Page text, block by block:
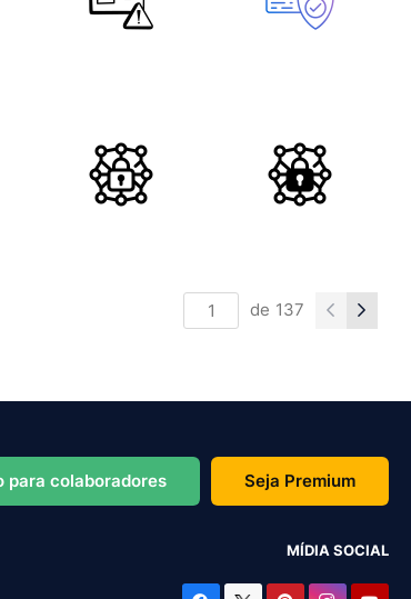
de 137
para colaboradores Seja Premium
MÍDIA SOCIAL